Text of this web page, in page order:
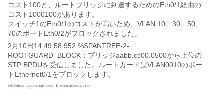
コスト100と、ルートブリッジに到達するためのEth0/1経由の
コスト1000100があります。
スイッチ1のEth0/1のコストが高いため、VLAN 10、30、50、
70のポートEth0/2がブロックされました。
2月10日14:49:58.952:%SPANTREE-2-
ROOTGUARD_BLOCK：ブリッジaabb.cc00.0500から上位の
STP BPDUを受信しました。ルートガードはVLAN0010のポー
トEthernet0/1をブロックします。